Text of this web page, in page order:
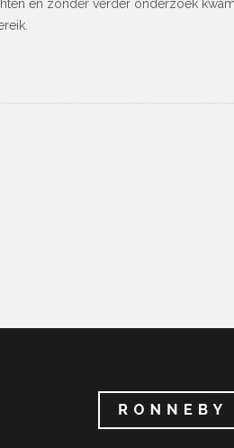
en zonder verder onderzoek